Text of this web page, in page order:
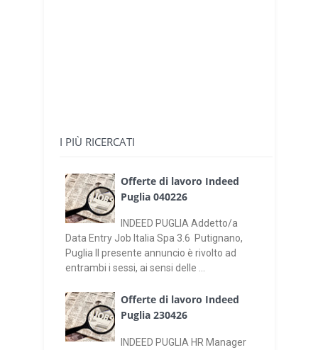
I PIÙ RICERCATI
Offerte di lavoro Indeed
Puglia 040226
INDEED PUGLIA Addetto/a
Data Entry Job Italia Spa 3.6 Putignano,
Puglia Il presente annuncio è rivolto ad
entrambi i sessi, ai sensi delle ...
Offerte di lavoro Indeed
Puglia 230426
INDEED PUGLIA HR Manager